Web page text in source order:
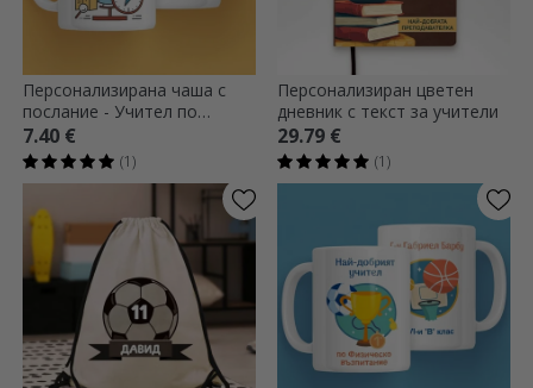
Персонализирана чаша с
послание - Учител по
география
7.40 €
(1)
Персонализиран цветен
дневник с текст за учители
29.79 €
(1)